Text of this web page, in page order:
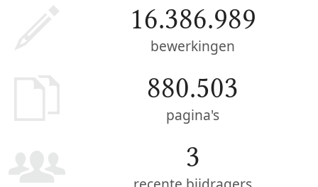
16.386.989
bewerkingen
880.503
pagina's
3